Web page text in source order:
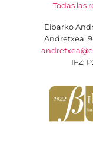
Todas las
Eibarko
Andretxea:
IFZ: